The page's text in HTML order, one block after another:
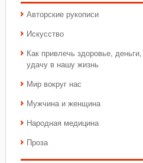
Авторские рукописи
Искусство
Как привлечь здоровье,
удачу в нашу жизнь
Мир вокруг нас
Мужчина и женщина
Народная медицина
Проза